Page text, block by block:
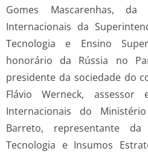
Gomes Mascarenhas,
Internacionais da
Tecnologia e Ensino
honorário da Rússia no
presidente da sociedade do
Flávio Werneck, assessor
Internacionais do
Barreto, representante
Tecnologia e Insumos